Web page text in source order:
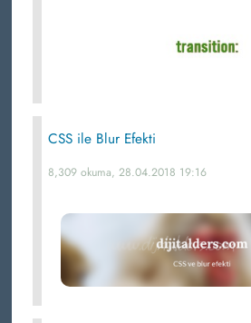
CSS ile Blur Efekti
8,309 okuma, 28.04.2018 19:16